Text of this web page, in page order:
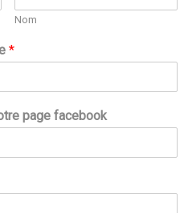
Nom
*
page facebook